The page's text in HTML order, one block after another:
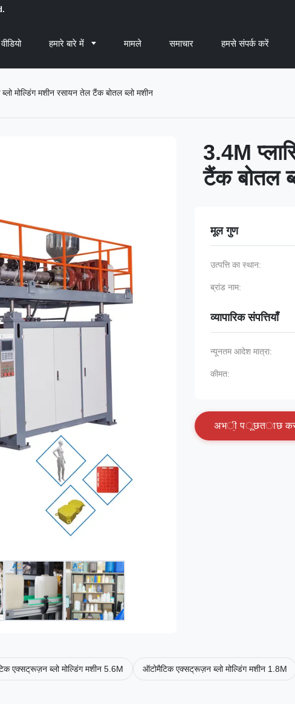
वीडियो हमारे बारे में मामले समाचार हमसे संपर्क करें
मोल्डिंग मशीन रसायन तेल टैंक बोतल ब्लो मशीन
3.4M
टैंक बोतल
मूल गुण
उत्पत्ति का स्थान:
ब्रांड नाम:
व्यापारिक संपत्तियाँ
न्यूनतम आदेश मात्रा:
कीमत:
अभी पूछताछ क
एक्सट्रूज़न ब्लो मोल्डिंग मशीन 5.6M ऑटोमैटिक एक्सट्रूज़न ब्लो मोल्डिंग मशीन 1.8M